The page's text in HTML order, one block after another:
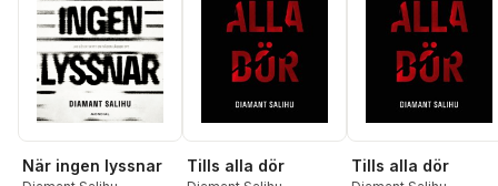
När ingen lyssnar Tills alla dör Tills alla dör